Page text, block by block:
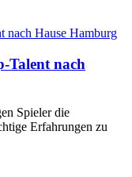
Hamburg
Talent nach
Spieler die
Erfahrungen zu